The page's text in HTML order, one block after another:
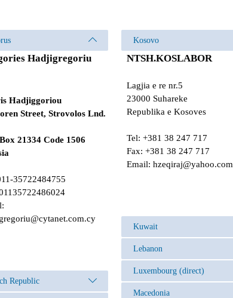
Hadjigregoriu
Hadjiggoriou
Street, Strovolos Lnd.
21334 Code 1506
35722484755
Republic
Kosovo
NTSH.KOSLABOR
Lagjia e re nr.5
23000 Suhareke
Republika e Kosoves
Tel: +381 38 247 717
Fax: +381 38 247 717
Email:hzeqiraj@yahoo.com
Kuwait
Lebanon
Luxembourg (direct)
Macedonia